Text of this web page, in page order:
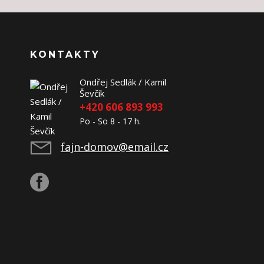
KONTAKTY
Ondřej Sedlák / Kamil
Ševčík
+420 606 893 993
Po - So 8 - 17 h.
fajn-domov@email.cz